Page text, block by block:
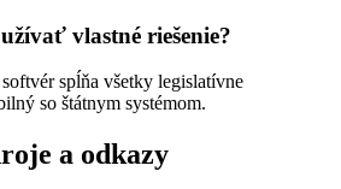
vlastné riešenie?
spĺňa všetky legislatívne
so štátnym systémom.
a odkazy